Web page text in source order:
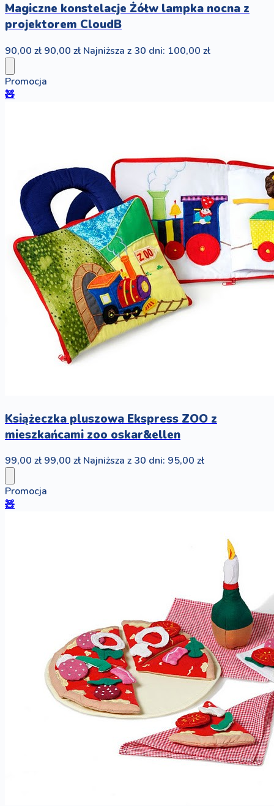
Magiczne konstelacje Żółw lampka nocna z
projektorem CloudB
90,00 zł 90,00 zł Najniższa z 30 dni: 100,00 zł
Promocja
🧸
Książeczka pluszowa Ekspress ZOO z
mieszkańcami zoo oskar&ellen
99,00 zł 99,00 zł Najniższa z 30 dni: 95,00 zł
Promocja
🧸